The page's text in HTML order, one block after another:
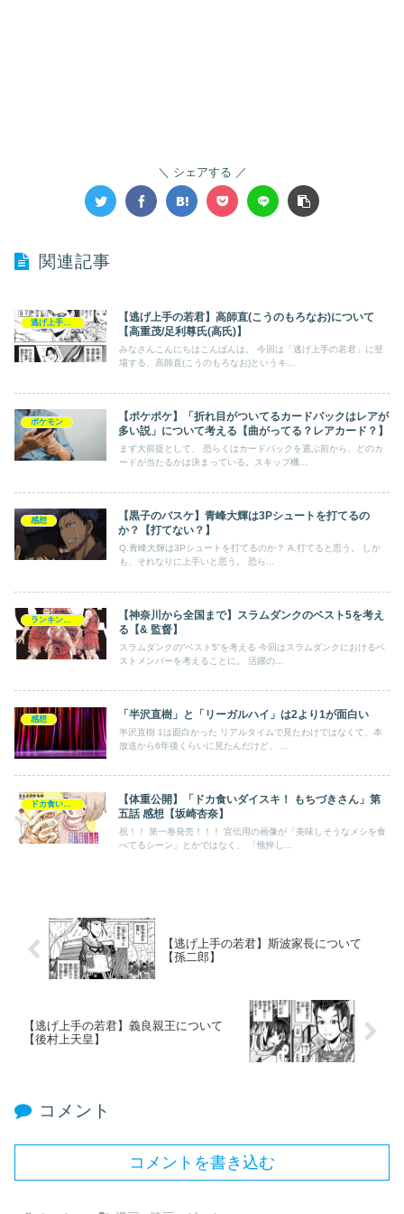
シェアする
関連記事
【逃げ上手の若君】高師直(こうのもろなお)について
【高重茂/足利尊氏(高氏)】
みなさんこんにちはこんばんは。 今回は「逃げ上手の若君」に登
場する、高師直(こうのもろなお)というキ...
ポケモン
【ポケポケ】「折れ目がついてるカードパックはレアが
多い説」について考える【曲がってる？レアカード？】
まず大前提として、 恐らくはカードパックを選ぶ前から、どのカ
ードが当たるかは決まっている。スキップ機...
感想
【黒子のバスケ】青峰大輝は3Pシュートを打てるの
か？【打てない？】
Q.青峰大輝は3Pシュートを打てるのか？ A.打てると思う。 しか
も、それなりに上手いと思う。 恐ら...
ランキング・一覧
【神奈川から全国まで】スラムダンクのベスト5を考え
る【& 監督】
スラムダンクの“ベスト5”を考える 今回はスラムダンクにおけるベ
ストメンバーを考えることに。 活躍の...
感想 「半沢直樹」と「リーガルハイ」は2より1が面白い
半沢直樹 1は面白かった リアルタイムで見たわけではなくて、本
放送から6年後くらいに見たんだけど、 ...
ドカ食いダイスキ！ もちづきさん
【体重公開】「ドカ食いダイスキ！ もちづきさん」第
五話 感想【坂崎杏奈】
祝！！ 第一巻発売！！！ 宣伝用の画像が「美味しそうなメシを食
べてるシーン」とかではなく、 「憔悴し...
【逃げ上手の若君】斯波家長について
【孫二郎】
【逃げ上手の若君】義良親王について
【後村上天皇】
コメント
コメントを書き込む